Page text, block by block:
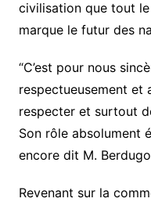
civilisation que tout
marque le futur des
“C’est pour nous
respectueusement et
respecter et surtout
Son rôle absolument
encore dit M.
Revenant sur la